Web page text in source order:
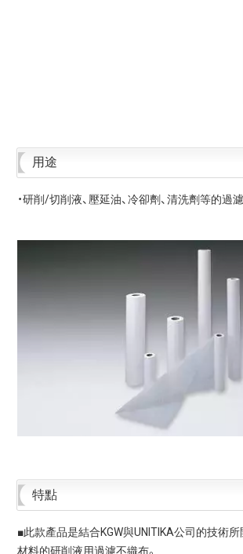
用途
・研削/切削液、壓延油、冷卻劑、清洗劑等的過濾
特點
■此款產品是結合KGW與UNITIKA公司的技術
材料的研削液用過濾不織布。